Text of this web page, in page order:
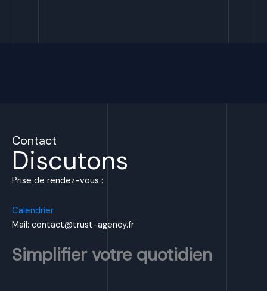
Contact
Discutons
Prise de rendez-vous :
Calendrier
Mail: contact@trust-agency.fr
Simplifier votre quotidien